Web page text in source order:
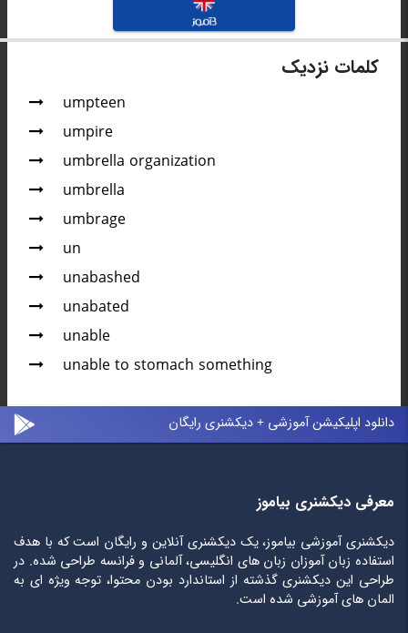
کلمات نزدیک
umpteen
umpire
umbrella organization
umbrella
umbrage
un
unabashed
unabated
unable
unable to stomach something
دانلود اپلیکیشن آموزشی + دیکشنری رایگان
معرفی دیکشنری بیاموز
دیکشنری آموزشی بیاموز، یک دیکشنری آنلاین و رایگان است که با هدف
استفاده زبان آموزان زبان های انگلیسی، آلمانی و فرانسه طراحی شده. در
طراحی این دیکشنری گذشته از استاندارد بودن محتوا، توجه ویژه ای به
المان های آموزشی شده است.